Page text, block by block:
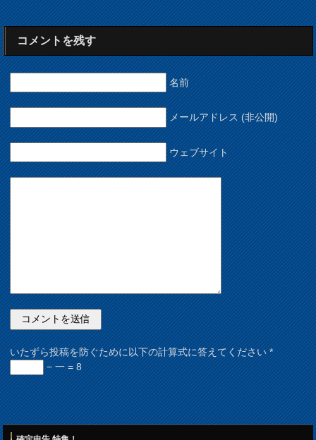
コメントを残す
名前
メールアドレス (非公開)
ウェブサイト
いたずら投稿を防ぐために以下の計算式に答えてください*
− 一 = 8